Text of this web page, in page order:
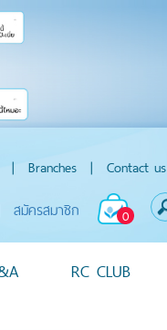
| Branches | Contact us
0
สมัครสมาชิก
RC CLUB